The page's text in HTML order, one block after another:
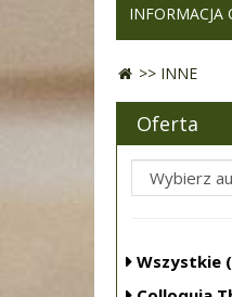
INFORMACJA
>> INNE
Oferta
Wszystkie